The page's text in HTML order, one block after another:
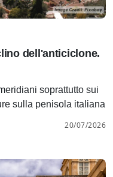
dell'anticiclone.
soprattutto sui
sulla penisola italiana
20/07/2026